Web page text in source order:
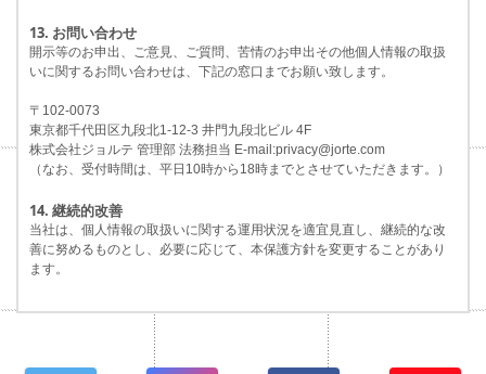
13. お問い合わせ
開示等のお申出、ご意見、ご質問、苦情のお申出その他個人情報の取扱
いに関するお問い合わせは、下記の窓口までお願い致します。
〒102-0073
東京都千代田区九段北1-12-3 井門九段北ビル 4F
株式会社ジョルテ 管理部 法務担当 E-mail:privacy@jorte.com
（なお、受付時間は、平日10時から18時までとさせていただきます。）
14. 継続的改善
当社は、個人情報の取扱いに関する運用状況を適宜見直し、継続的な改
善に努めるものとし、必要に応じて、本保護方針を変更することがあり
ます。